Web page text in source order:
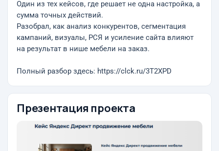
Один из тех кейсов, где решает не одна настройка, а
сумма точных действий.
Разобрал, как анализ конкурентов, сегментация
кампаний, визуалы, РСЯ и усиление сайта влияют
на результат в нише мебели на заказ.
Полный разбор здесь: https://clck.ru/3T2XPD
Презентация проекта